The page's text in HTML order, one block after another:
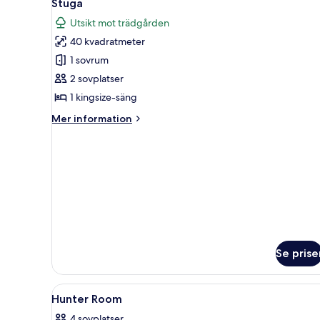
alla
foton
för
Stuga
Stuga
Utsikt mot trädgården
40 kvadratmeter
1 sovrum
2 sovplatser
1 kingsize-säng
Mer information
Mer
Se
Öppna
alla
Två personer ligger i en säng
3
Hunter Room